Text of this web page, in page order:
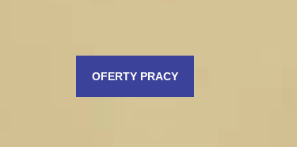
OFERTY PRACY